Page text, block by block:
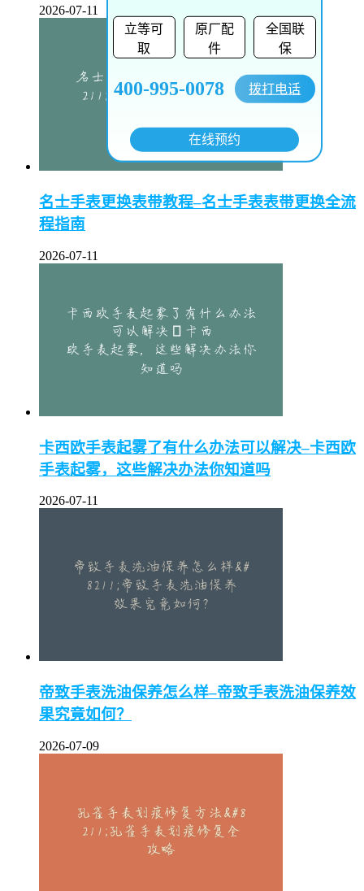
2026-07-11
名士手表更换表带教程–名士手表表带更换全流
程指南
2026-07-11
卡西欧手表起雾了有什么办法可以解决–卡西欧
手表起雾，这些解决办法你知道吗
2026-07-11
帝致手表洗油保养怎么样–帝致手表洗油保养效
果究竟如何？
2026-07-09
立等可
取
原厂配
件
全国联
保
400-995-0078 拨打电话
在线预约